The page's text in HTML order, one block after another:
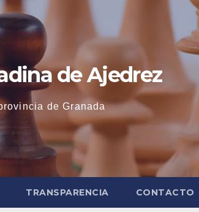
de Ajedrez
de Granada
TRANSPARENCIA CONTACTO